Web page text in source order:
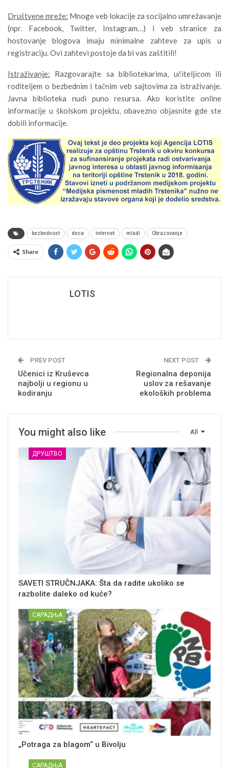
Društvene mreže: Mnoge veb lokacije za socijalno umrežavanje
(npr. Facebook, Twitter, Instagram…) i veb stranice za
hostovanje blogova imaju minimalne zahteve za upis u
registraciju. Ovi zahtevi postoje da bi vas zaštitili!
Istraživanje: Razgovarajte sa bibliotekarima, učiteljicom ili
roditeljem o bezbednim i tačnim veb sajtovima za istraživanje.
Javna biblioteka nudi puno resursa. Ako koristite online
informacije u školskom projektu, obavezno objasnite gde ste
dobili informacije.
bezbednost deca internet mladi Obrazovanje
Share
LOTIS
PREV POST
Učenici iz Kruševca
najbolji u regionu u
kodiranju
NEXT POST
Regionalna deponija
uslov za rešavanje
ekoloških problema
All
You might also like
ДРУШТВО
SAVETI STRUČNJAKA: Šta da radite ukoliko se
razbolite daleko od kuće?
САРАДЊА
„Potraga za blagom“ u Bivolju
САРАДЊА